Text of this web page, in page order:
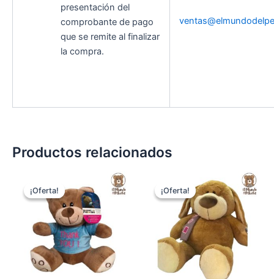
presentación del
comprobante de pago
que se remite al finalizar
la compra.
Productos relacionados
¡Oferta!
¡Oferta!
precio
original
era:
$6,00.
precio
actual
es:
$4,50.
¡Oferta!
¡Oferta!
precio
original
era:
$50,00.
precio
actual
es:
$40,50.